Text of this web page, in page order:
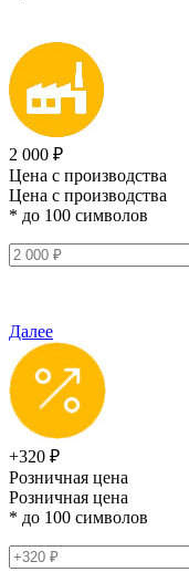
2 000 ₽
Цена с производства
Цена с производства
* до 100 символов
Далее
+320 ₽
Розничная цена
Розничная цена
* до 100 символов